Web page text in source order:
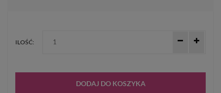
ILOŚĆ:
DODAJ DO KOSZYKA